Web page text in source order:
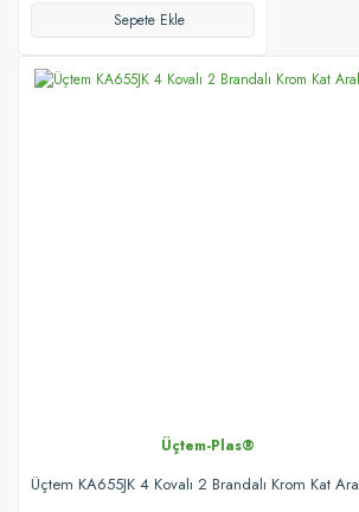
Sepete Ekle
Üçtem-Plas®
Üçtem KA655JK 4 Kovalı 2 Brandalı Krom Kat